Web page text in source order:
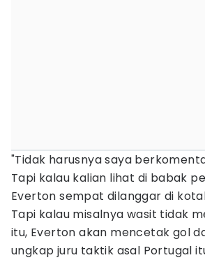
"Tidak harusnya saya
Tapi kalau kalian lihat di babak
Everton sempat dilanggar di
Tapi kalau misalnya wasit tidak
itu, Everton akan mencetak gol
ungkap juru taktik asal Portugal